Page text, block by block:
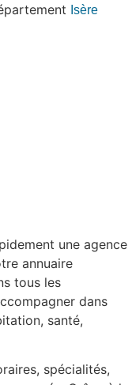
Isère
une agence
annuaire
tous les
dans
santé,
spécialités,